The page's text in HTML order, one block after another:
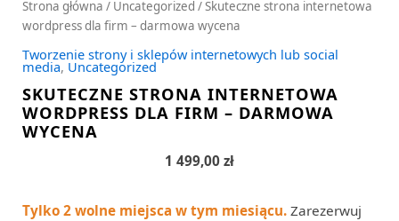
Strona główna / Uncategorized / Skuteczne strona internetowa
wordpress dla firm – darmowa wycena
Tworzenie strony i sklepów internetowych lub social
media, Uncategorized
SKUTECZNE STRONA INTERNETOWA
WORDPRESS DLA FIRM – DARMOWA
WYCENA
1 499,00 zł
Tylko 2 wolne miejsca w tym miesiącu. Zarezerwuj